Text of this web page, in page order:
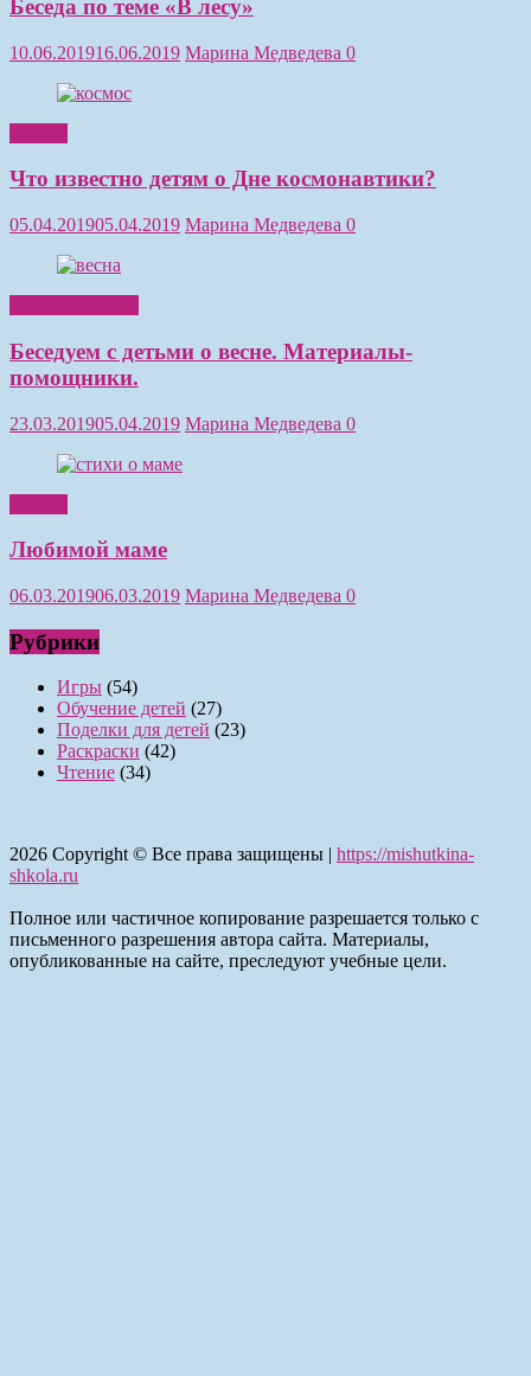
Беседа по теме «В лесу»
10.06.201916.06.2019 Марина Медведева 0
Что известно детям о Дне космонавтики?
05.04.201905.04.2019 Марина Медведева 0
Беседуем с детьми о весне. Материалы-
помощники.
23.03.201905.04.2019 Марина Медведева 0
Любимой маме
06.03.201906.03.2019 Марина Медведева 0
Рубрики
Игры (54)
Обучение детей (27)
Поделки для детей (23)
Раскраски (42)
Чтение (34)
2026 Copyright © Все права защищены | https://mishutkina-
shkola.ru
Полное или частичное копирование разрешается только с
письменного разрешения автора сайта. Материалы,
опубликованные на сайте, преследуют учебные цели.